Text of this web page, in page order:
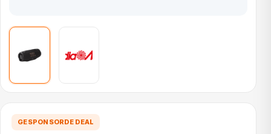
GESPONSORDE DEAL